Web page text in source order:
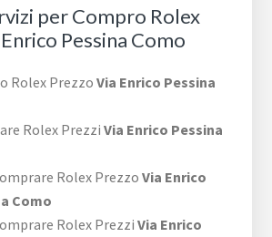
per Compro Rolex
Pessina Como
Rolex PrezzoVia Enrico Pessina
Rolex Prezzi Via Enrico Pessina
Rolex Prezzo Via Enrico
Como
Rolex Prezzi Via Enrico